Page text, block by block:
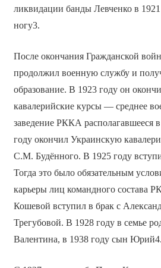
ликвидации банды Левченко в
ногу3.
После окончания Гражданской
продолжил военную службу и
образование. В 1923 году он
кавалерийские курсы — среднее
заведение РККА располагавшееся
году окончил Украинскую
С.М. Будённого. В 1925 году
Тогда это было обязательным
карьеры лиц командного состава
Кошевой вступил в брак с
Трегубовой. В 1928 году в семье
Валентина, в 1938 году сын Юрий4.